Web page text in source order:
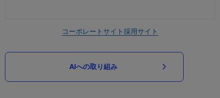
コーポレートサイト採用サイト
AIへの取り組み